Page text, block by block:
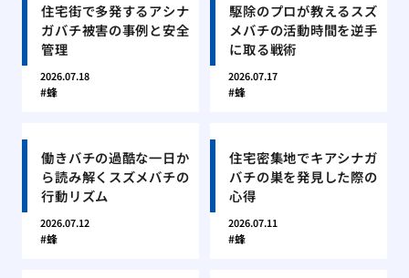
住宅街で多発するアシナ
ガバチ被害の事例と安全
管理
2026.07.18
蜂
駆除のプロが教えるスズ
メバチの活動時間を逆手
に取る戦術
2026.07.17
蜂
働きバチの過酷な一日か
ら読み解くスズメバチの
行動リズム
2026.07.12
蜂
住宅密集地でキアシナガ
バチの巣を発見した際の
心得
2026.07.11
蜂